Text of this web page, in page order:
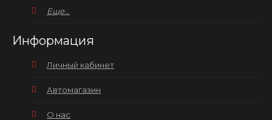
Еще...
Информация
Личный кабинет
Автомагазин
О нас